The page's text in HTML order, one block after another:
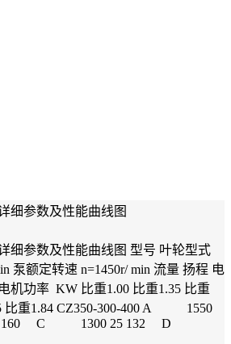
细参数及性能曲线图
细参数及性能曲线图 型号 叶轮型式
泵额定转速 n=1450r/ min 流量 扬程 电
机功率 KW 比重1.00 比重1.35 比重
比重1.84 CZ350-300-400 A 1550
C 1300 25 132 D